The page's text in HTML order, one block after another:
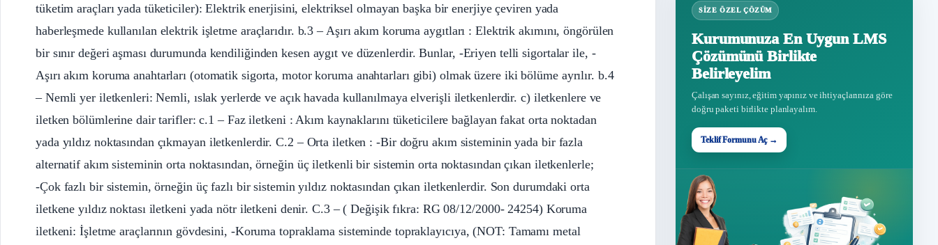
tüketim araçları yada tüketiciler): Elektrik enerjisini, elektriksel olmayan başka bir enerjiye çeviren yada
haberleşmede kullanılan elektrik işletme araçlarıdır. b.3 – Aşırı akım koruma aygıtları : Elektrik akımını, öngörülen
bir sınır değeri aşması durumunda kendiliğinden kesen aygıt ve düzenlerdir. Bunlar, -Eriyen telli sigortalar ile, -
Aşırı akım koruma anahtarları (otomatik sigorta, motor koruma anahtarları gibi) olmak üzere iki bölüme ayrılır. b.4
– Nemli yer iletkenleri: Nemli, ıslak yerlerde ve açık havada kullanılmaya elverişli iletkenlerdir. c) iletkenlere ve
iletken bölümlerine dair tarifler: c.1 – Faz iletkeni : Akım kaynaklarını tüketicilere bağlayan fakat orta noktadan
yada yıldız noktasından çıkmayan iletkenlerdir. C.2 – Orta iletken : -Bir doğru akım sisteminin yada bir fazla
alternatif akım sisteminin orta noktasından, örneğin üç iletkenli bir sistemin orta noktasından çıkan iletkenlerle;
-Çok fazlı bir sistemin, örneğin üç fazlı bir sistemin yıldız noktasından çıkan iletkenlerdir. Son durumdaki orta
iletkene yıldız noktası iletkeni yada nötr iletkeni denir. C.3 – ( Değişik fıkra: RG 08/12/2000- 24254) Koruma
iletkeni: İşletme araçlarının gövdesini, -Koruma topraklama sisteminde topraklayıcıya, (NOT: Tamamı metal
SIZE ÖZEL ÇÖZÜM
Kurumunuza En Uygun LMS
Çözümünü Birlikte
Belirleyelim
Çalışan sayınız, eğitim yapınız ve ihtiyaçlarınıza göre
doğru paketi birlikte planlayalım.
Teklif Formunu Aç →